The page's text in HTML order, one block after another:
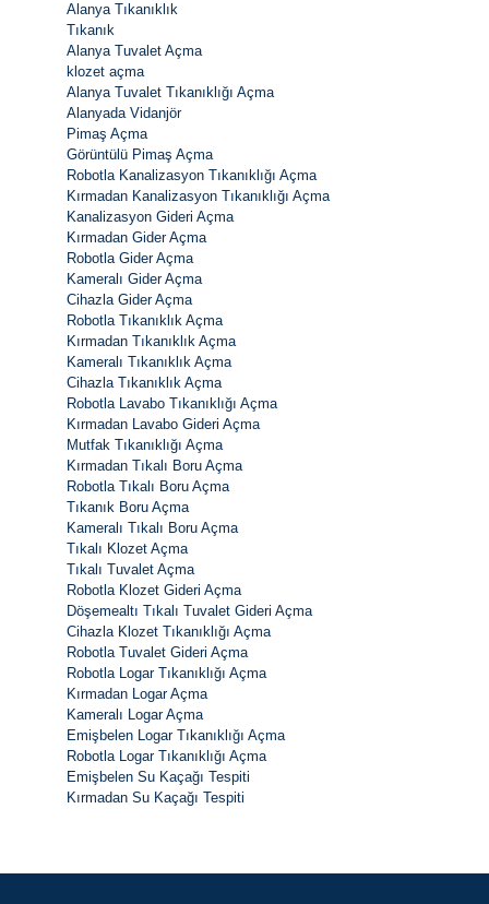
Alanya Tıkanıklık
Tıkanık
Alanya Tuvalet Açma
klozet açma
Alanya Tuvalet Tıkanıklığı Açma
Alanyada Vidanjör
Pimaş Açma
Görüntülü Pimaş Açma
Robotla Kanalizasyon Tıkanıklığı Açma
Kırmadan Kanalizasyon Tıkanıklığı Açma
Kanalizasyon Gideri Açma
Kırmadan Gider Açma
Robotla Gider Açma
Kameralı Gider Açma
Cihazla Gider Açma
Robotla Tıkanıklık Açma
Kırmadan Tıkanıklık Açma
Kameralı Tıkanıklık Açma
Cihazla Tıkanıklık Açma
Robotla Lavabo Tıkanıklığı Açma
Kırmadan Lavabo Gideri Açma
Mutfak Tıkanıklığı Açma
Kırmadan Tıkalı Boru Açma
Robotla Tıkalı Boru Açma
Tıkanık Boru Açma
Kameralı Tıkalı Boru Açma
Tıkalı Klozet Açma
Tıkalı Tuvalet Açma
Robotla Klozet Gideri Açma
Döşemealtı Tıkalı Tuvalet Gideri Açma
Cihazla Klozet Tıkanıklığı Açma
Robotla Tuvalet Gideri Açma
Robotla Logar Tıkanıklığı Açma
Kırmadan Logar Açma
Kameralı Logar Açma
Emişbelen Logar Tıkanıklığı Açma
Robotla Logar Tıkanıklığı Açma
Emişbelen Su Kaçağı Tespiti
Kırmadan Su Kaçağı Tespiti